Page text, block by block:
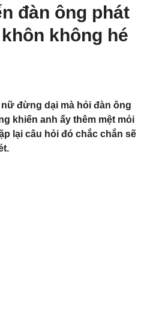
đàn ông phát
không hé
nữ đừng dại mà hỏi đàn ông
khiến anh ấy thêm mệt mỏi
lại câu hỏi đó chắc chắn sẽ